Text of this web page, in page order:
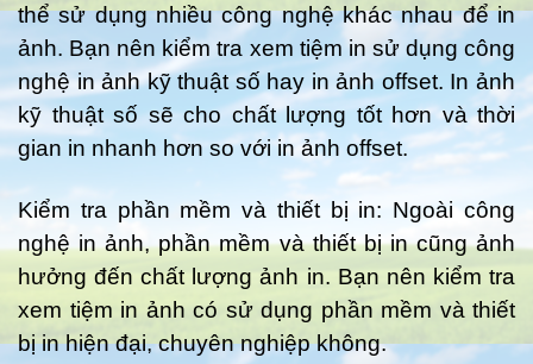
thể sử dụng nhiều công nghệ khác nhau để in
ảnh. Bạn nên kiểm tra xem tiệm in sử dụng công
nghệ in ảnh kỹ thuật số hay in ảnh offset. In ảnh
kỹ thuật số sẽ cho chất lượng tốt hơn và thời
gian in nhanh hơn so với in ảnh offset.
Kiểm tra phần mềm và thiết bị in: Ngoài công
nghệ in ảnh, phần mềm và thiết bị in cũng ảnh
hưởng đến chất lượng ảnh in. Bạn nên kiểm tra
xem tiệm in ảnh có sử dụng phần mềm và thiết
bị in hiện đại, chuyên nghiệp không.